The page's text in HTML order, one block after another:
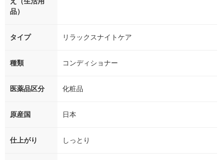
品）
タイプ リラックスナイトケア
種類 コンディショナー
医薬品区分 化粧品
原産国 日本
仕上がり しっとり